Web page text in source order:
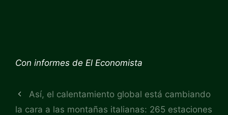
Con informes de El Economista
Así, el calentamiento global está cambiando
la cara a las montañas italianas: 265 estaciones